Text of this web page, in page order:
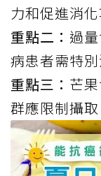
力和促進消化
重點二： 過
病患者需特別
重點三： 芒
群應限制攝取